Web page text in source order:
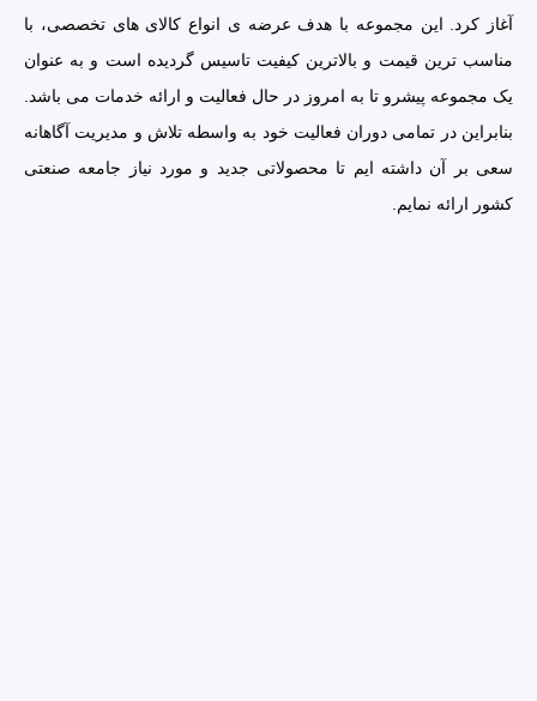
آغاز کرد. این مجموعه با هدف عرضه ی انواع کالای های تخصصی، با
مناسب ترین قیمت و بالاترین کیفیت تاسیس گردیده است و به عنوان
یک مجموعه پیشرو تا به امروز در حال فعالیت و ارائه خدمات می باشد.
بنابراین در تمامی دوران فعالیت خود به واسطه تلاش و مدیریت آگاهانه
سعی بر آن داشته ایم تا محصولاتی جدید و مورد نیاز جامعه صنعتی
کشور ارائه نمایم.